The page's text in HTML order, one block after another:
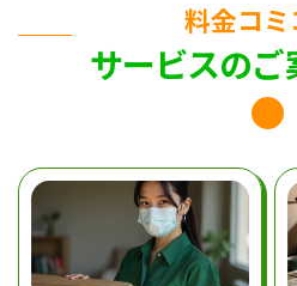
料金コ
サービスの